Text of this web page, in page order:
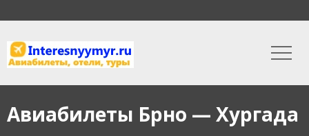
Авиабилеты Брно — Хургада